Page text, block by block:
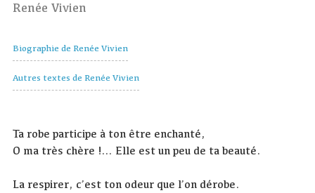
Renée Vivien
Biographie de Renée Vivien
Autres textes de Renée Vivien
Ta robe participe à ton être enchanté,
O ma très chère !… Elle est un peu de ta beauté.
La respirer, c’est ton odeur que l’on dérobe.